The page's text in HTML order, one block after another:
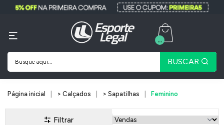
BUSCAR
...
Página inicial > Calçados > Sapatilhas Feminino
Filtrar